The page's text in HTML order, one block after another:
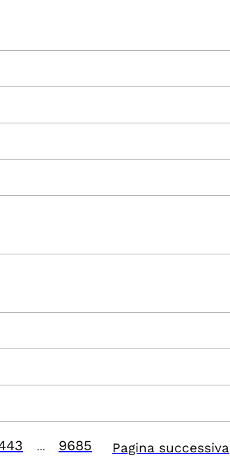
9685 Pagina successiva